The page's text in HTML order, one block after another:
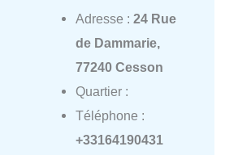
Adresse : 24 Rue
de Dammarie,
77240 Cesson
Quartier :
Téléphone :
+33164190431